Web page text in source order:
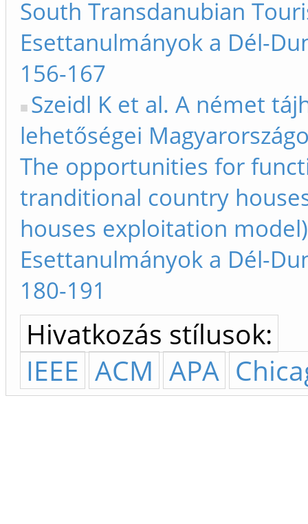
South Transdanubian
Esettanulmányok a Dél-
156-167
Szeidl K et al. A német
lehetőségei
The opportunities for
tranditional country
houses exploitation
Esettanulmányok a Dél-
180-191
Hivatkozás stílusok:
IEEE ACM APA